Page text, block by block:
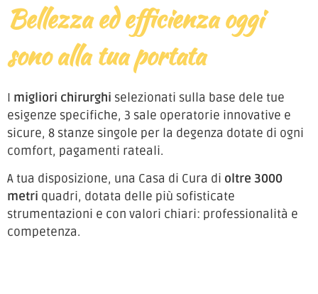
Bellezza ed efficienza oggi
sono alla tua portata
I migliori chirurghi selezionati sulla base dele tue
esigenze specifiche, 3 sale operatorie innovative e
sicure, 8 stanze singole per la degenza dotate di ogni
comfort, pagamenti rateali.
A tua disposizione, una Casa di Cura di oltre 3000
metri quadri, dotata delle più sofisticate
strumentazioni e con valori chiari: professionalità e
competenza.